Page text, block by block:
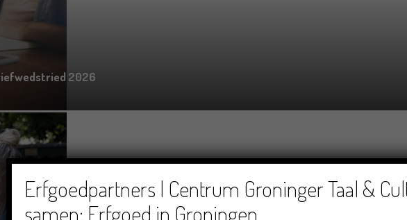
2026
Erfgoedpartners | Centrum Groninger Taal &
samen: Erfgoed in Groningen